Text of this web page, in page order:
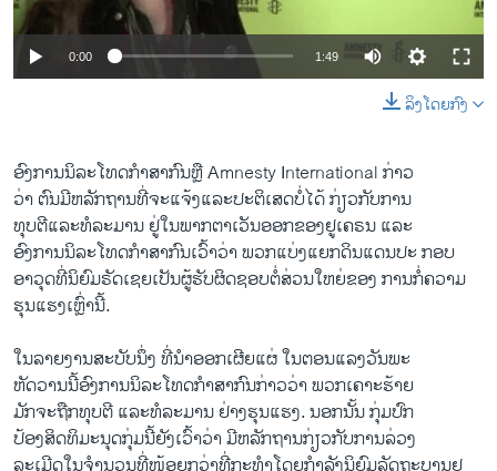
ທຸລະກິດ
ພາສາອັງກິດ
ສຽງ
ລາຍການກະຈາຍສຽງ
ລາຍງານ
ຕິດຕາມພວກເຮົາ ທີ່
ພາສາຕ່າງໆ
0:00 1:49
ລິງໂດຍກົງ
ອົງການນິລະໂທດກຳສາກົນຫຼື Amnesty International ກ່າວ
ວ່າ ຕົນມີຫລັກຖານທີ່ຈະແຈ້ງແລະປະຕິເສດບໍ່ໄດ້ ກ່ຽວກັບການ
ທຸບຕີແລະທໍລະມານ ຢູ່ໃນພາກຕາເວັນອອກຂອງຢູເຄຣນ ແລະ
ອົງການນິລະໂທດກຳສາກົນເວົ້າວ່າ ພວກແບ່ງແຍກດິນແດນປະ ກອບ
ອາວຸດທີ່ນິຍົມຣັດເຊຍເປັນຜູ້ຮັບຜິດຊອບຕໍ່ສ່ວນໃຫຍ່ຂອງ ການກໍ່ຄວາມ
ຮຸນແຮງເຫຼົ່ານີ້.
ໃນລາຍງານສະບັບນຶ່ງ ທີ່ນຳອອກເຜີຍແຜ່ ໃນຕອນແລງວັນພະ
ຫັດວານນີ້ອົງການນິລະໂທດກຳສາກົນກ່າວວ່າ ພວກເຄາະຮ້າຍ
ມັກຈະຖືກທຸບຕີ ແລະທໍລະມານ ຢ່າງຮຸນແຮງ. ນອກນັ້ນ ກຸ່ມປົກ
ປ້ອງສິດທິມະນຸດກຸ່ມນີ້ຍັງເວົ້າວ່າ ມີຫລັກຖານກ່ຽວກັບການລ່ວງ